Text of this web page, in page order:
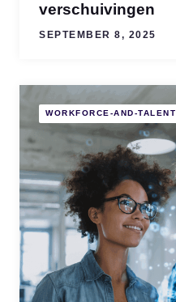
verschuivingen
SEPTEMBER 8, 2025
WORKFORCE-AND-TALENT